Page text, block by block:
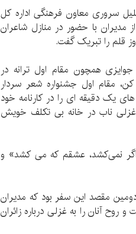
سروری معاون فرهنگی اداره کل
با حضور در منازل شاعران
قلم‌ را تبریک گفت.
همچون مقام اول ترانه در
مقام اول جشنواره شعر سردار
یک دقیقه ای را در کارنامه خود
غزلی ناب در خانه بی تکلف خویش
اگر نمی‌کشد، عشقم که می کشد» و
مقصد این سفر بود که مدیران
آنان را به غزلی درباره زائران